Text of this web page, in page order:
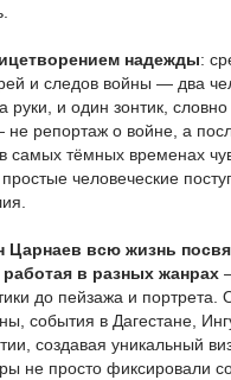
надежды:
и следов войны — два
руки, и один зонтик,
не репортаж о войне, а
самых тёмных временах
человеческие
Царнаев всю жизнь
в разных жанрах
до пейзажа и
события в Дагестане,
создавая уникальный
не просто фиксировали